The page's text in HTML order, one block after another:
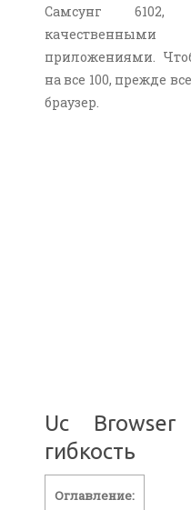
Самсунг 6102,
приложениями.
на все 100, прежде
браузер.
Uc
гибкость
Оглавление: